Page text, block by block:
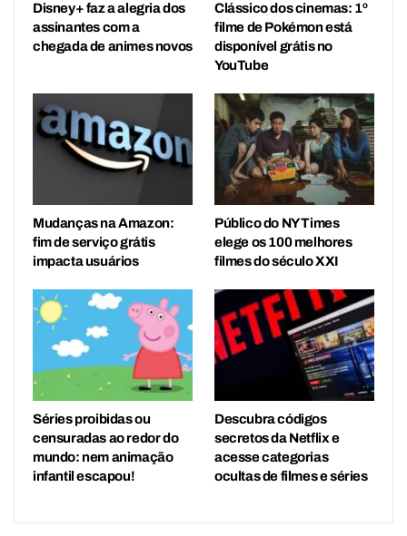
Disney+ faz a alegria dos
assinantes com a
chegada de animes novos
Clássico dos cinemas: 1º
filme de Pokémon está
disponível grátis no
YouTube
Mudanças na Amazon:
fim de serviço grátis
impacta usuários
Público do NY Times
elege os 100 melhores
filmes do século XXI
Séries proibidas ou
censuradas ao redor do
mundo: nem animação
infantil escapou!
Descubra códigos
secretos da Netflix e
acesse categorias
ocultas de filmes e séries